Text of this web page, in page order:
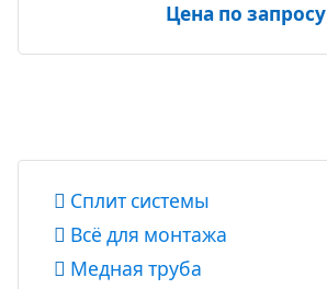
Цена по запросу
Сплит системы
Всё для монтажа
Медная труба